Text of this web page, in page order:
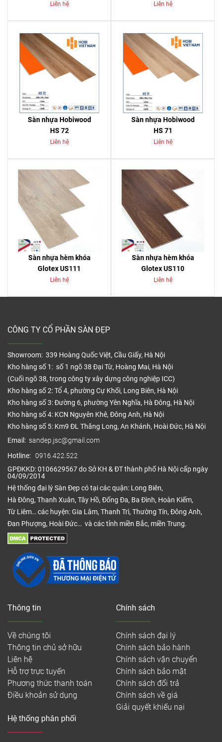
Liên hệ Liên hệ
Sàn nhựa Hobiwood
HS 72
Liên hệ
Sàn nhựa Hobiwood
HS 71
Liên hệ
Sàn nhựa hèm khóa
Glotex US111
Liên hệ
Sàn nhựa hèm khóa
Glotex US110
Liên hệ
CÔNG TY CỔ PHẦN SÀN ĐẸP
Showroom: 339 Hoàng Quốc Việt, Cầu Giấy, Hà Nội
Kho hàng số 1: số 1 ngõ 38 Đại Từ, Hoàng Mai, Hà Nội
(Cuối ngõ 38, trong công ty xây dựng công nghiệp ICC)
Kho hàng số 2: Tổ 4, phường Cự Khối, Long Biên, Hà Nội
Kho hàng số 3: Đường 6, phường Yên Nghĩa, Hà Đông, Hà Nội
Kho hàng số 4: KCN Nguyên Khê, Đông Anh, Hà Nội
Kho hàng số 5: Km9 ĐL Thăng Long, An Khánh, Hoài Đức, Hà Nội
Email: sandep.jsc@gmail.com
Hotline: 0916.422.522
GPĐKKD: 0106629567 do Sở KH & ĐT thành phố Hà Nội cấp ngày
04/09/2014
Hệ thống đại lý Sàn Đẹp có tại các quận: Long Biên,
Hà Đông, Thanh Xuân, Tây Hồ, Đống Đa, Ba Đình, Hoàn Kiếm,
Từ Liêm… các huyện: Gia Lâm, Thanh Trì, Thường Tín, Đông Anh,
Đan Phượng, Hoài Đức… và các tỉnh miền Bắc, miền Trung.
Thông tin
Về chúng tôi
Thông tin chủ sở hữu
Liên hệ
Hỗ trợ trực tuyến
Phương thức thanh toán
Điều khoản sử dụng
Chính sách
Chính sách đại lý
Chính sách bảo hành
Chính sách vận chuyển
Chính sách bảo mật
Chính sách đổi trả
Chính sách về giá
Giải quyết khiếu nại
Hệ thống phân phối